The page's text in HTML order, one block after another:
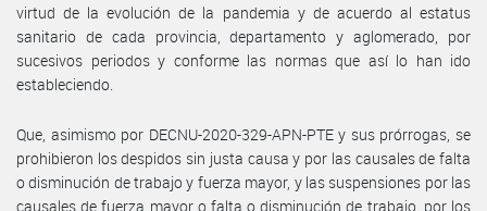
virtud de la evolución de la pandemia y de acuerdo al estatus
sanitario de cada provincia, departamento y aglomerado, por
sucesivos periodos y conforme las normas que así lo han ido
estableciendo.
Que, asimismo por DECNU-2020-329-APN-PTE y sus prórrogas, se
prohibieron los despidos sin justa causa y por las causales de falta
o disminución de trabajo y fuerza mayor, y las suspensiones por las
causales de fuerza mayor o falta o disminución de trabajo, por los